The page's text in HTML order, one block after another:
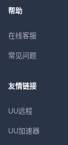
帮助
在线客服
常见问题
友情链接
UU远程
UU加速器